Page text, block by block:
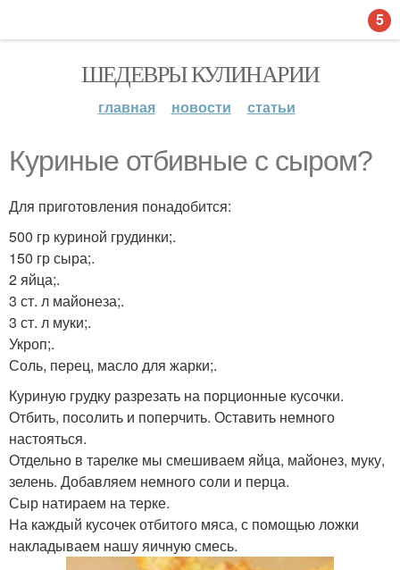
ШЕДЕВРЫ КУЛИНАРИИ
главная новости статьи
Куриные отбивные с сыром?
Для приготовления понадобится:
500 гр куриной грудинки;.
150 гр сыра;.
2 яйца;.
3 ст. л майонеза;.
3 ст. л муки;.
Укроп;.
Соль, перец, масло для жарки;.
Куриную грудку разрезать на порционные кусочки.
Отбить, посолить и поперчить. Оставить немного
настояться.
Отдельно в тарелке мы смешиваем яйца, майонез, муку,
зелень. Добавляем немного соли и перца.
Сыр натираем на терке.
На каждый кусочек отбитого мяса, с помощью ложки
накладываем нашу яичную смесь.
5